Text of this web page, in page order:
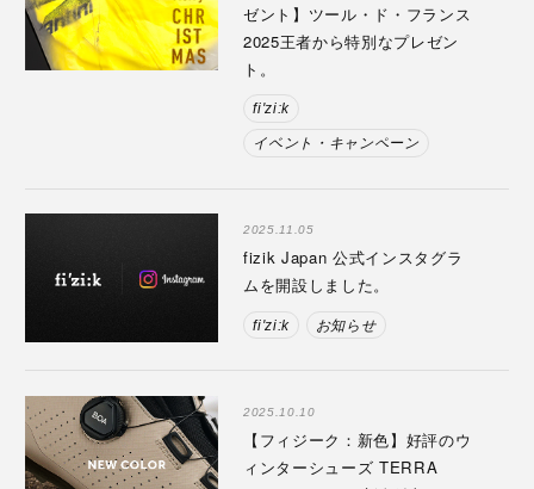
ゼント】ツール・ド・フランス
2025王者から特別なプレゼン
ト。
fi'zi:k
イベント・キャンペーン
2025.11.05
fizik Japan 公式インスタグラ
ムを開設しました。
fi'zi:k お知らせ
2025.10.10
【フィジーク：新色】好評のウ
ィンターシューズ TERRA